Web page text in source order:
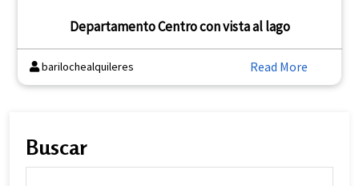
Departamento Centro con vista al lago
barilochealquileres Read More
Buscar